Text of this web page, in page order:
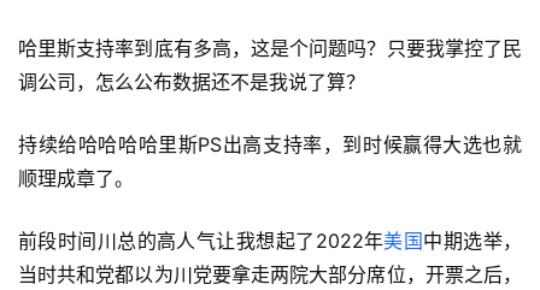
哈里斯支持率到底有多高，这是个问题吗？只要我掌控了民
调公司，怎么公布数据还不是我说了算？
持续给哈哈哈哈里斯PS出高支持率，到时候赢得大选也就
顺理成章了。
前段时间川总的高人气让我想起了2022年美国中期选举，
当时共和党都以为川党要拿走两院大部分席位，开票之后，